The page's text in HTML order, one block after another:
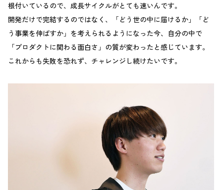
根付いているので、成長サイクルがとても速いんです。
開発だけで完結するのではなく、「どう世の中に届けるか」「ど
う事業を伸ばすか」を考えられるようになった今、自分の中で
「プロダクトに関わる面白さ」の質が変わったと感じています。
これからも失敗を恐れず、チャレンジし続けたいです。